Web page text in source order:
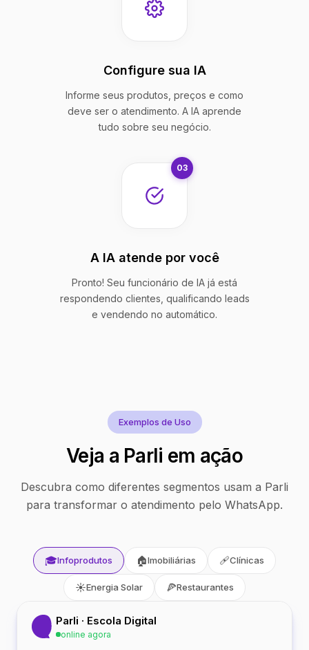
Configure sua IA
Informe seus produtos, preços e como
deve ser o atendimento. A IA aprende
tudo sobre seu negócio.
03
A IA atende por você
Pronto! Seu funcionário de IA já está
respondendo clientes, qualificando leads
e vendendo no automático.
Exemplos de Uso
Veja a Parli em ação
Descubra como diferentes segmentos usam a Parli
para transformar o atendimento pelo WhatsApp.
🎓Infoprodutos 🏠Imobiliárias 🩹Clínicas
☀️Energia Solar 🍕Restaurantes
Parli · Escola Digital
online agora